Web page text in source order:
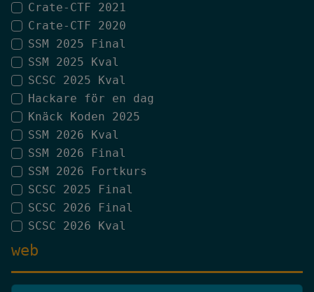
Crate-CTF 2021
Crate-CTF 2020
SSM 2025 Final
SSM 2025 Kval
SCSC 2025 Kval
Hackare för en dag
Knäck Koden 2025
SSM 2026 Kval
SSM 2026 Final
SSM 2026 Fortkurs
SCSC 2025 Final
SCSC 2026 Final
SCSC 2026 Kval
web